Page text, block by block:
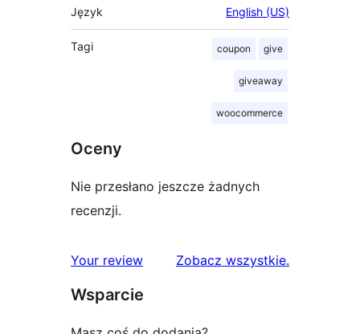
Język English (US)
Tagi coupon give
giveaway
woocommerce
Oceny
Nie przesłano jeszcze żadnych
recenzji.
Your review Zobacz wszystkierecenzje
.
Wsparcie